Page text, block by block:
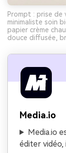
Prompt : prise de
minimaliste soin
papier crème
douce diffusée,
Media.io
Media.io
éditer vidéo,